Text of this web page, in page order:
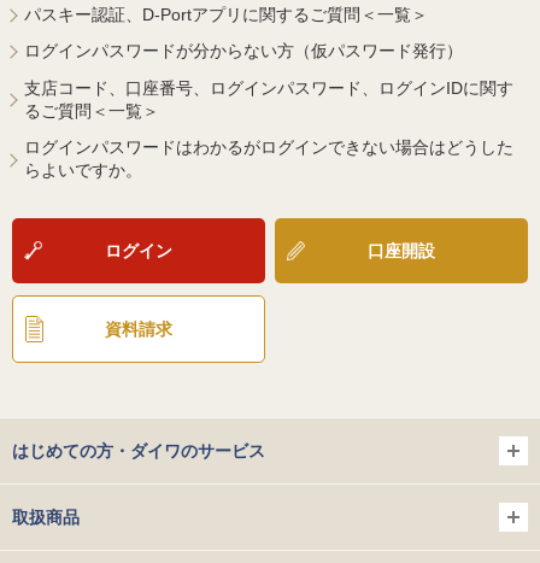
パスキー認証、D-Portアプリに関するご質問＜一覧＞
ログインパスワードが分からない方（仮パスワード発行）
支店コード、口座番号、ログインパスワード、ログインIDに関す
るご質問＜一覧＞
ログインパスワードはわかるがログインできない場合はどうした
らよいですか。
ログイン 口座開設
資料請求
はじめての方・ダイワのサービス
取扱商品